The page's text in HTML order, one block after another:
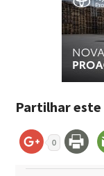
Partilhar
0